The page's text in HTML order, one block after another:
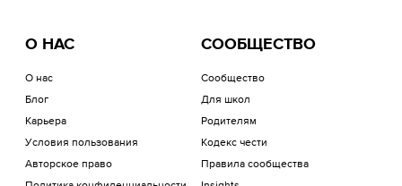
О НАС
О нас
Блог
Карьера
Условия пользования
Авторское право
СООБЩЕСТВО
Сообщество
Для школ
Родителям
Кодекс чести
Правила сообщества